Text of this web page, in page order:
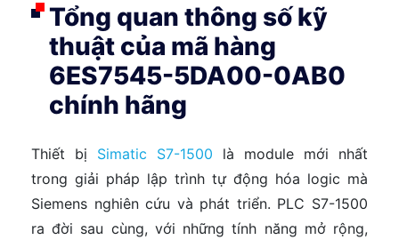
Tổng quan thông số kỹ
thuật của mã hàng
6ES7545-5DA00-0AB0
chính hãng
Thiết bị Simatic S7-1500 là module mới nhất
trong giải pháp lập trình tự động hóa logic mà
Siemens nghiên cứu và phát triển. PLC S7-1500
ra đời sau cùng, với những tính năng mở rộng,